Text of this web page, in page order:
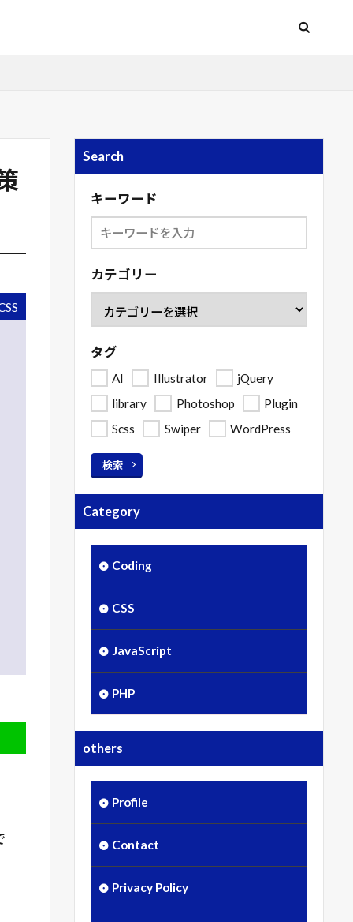
Search
キーワード
カテゴリー
タグ
AI Illustrator
jQuery
library
Photoshop
Plugin
Scss
Swiper WordPress
検索
Category
Coding
CSS
JavaScript
PHP
others
Profile
Contact
Privacy Policy